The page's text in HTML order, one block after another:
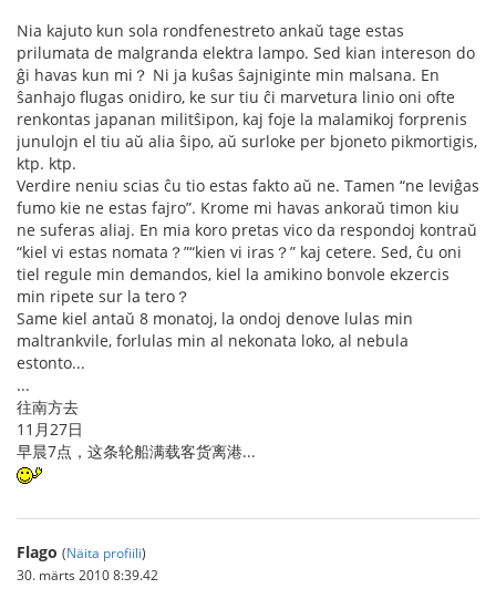
Nia kajuto kun sola rondfenestreto ankaŭ tage estas
prilumata de malgranda elektra lampo. Sed kian intereson do
ĝi havas kun mi？ Ni ja kuŝas ŝajniginte min malsana. En
ŝanhajo flugas onidiro, ke sur tiu ĉi marvetura linio oni ofte
renkontas japanan militŝipon, kaj foje la malamikoj forprenis
junulojn el tiu aŭ alia ŝipo, aŭ surloke per bjoneto pikmortigis,
ktp. ktp.
Verdire neniu scias ĉu tio estas fakto aŭ ne. Tamen “ne leviĝas
fumo kie ne estas fajro”. Krome mi havas ankoraŭ timon kiu
ne suferas aliaj. En mia koro pretas vico da respondoj kontraŭ
“kiel vi estas nomata？”“kien vi iras？” kaj cetere. Sed, ĉu oni
tiel regule min demandos, kiel la amikino bonvole ekzercis
min ripete sur la tero？
Same kiel antaŭ 8 monatoj, la ondoj denove lulas min
maltrankvile, forlulas min al nekonata loko, al nebula
estonto...
...
往南方去
11月27日
早晨7点，这条轮船满载客货离港...
Flago (Näita profiili)
30. märts 2010 8:39.42